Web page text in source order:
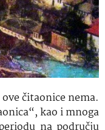
čitaonice nema.
kao i mnoga